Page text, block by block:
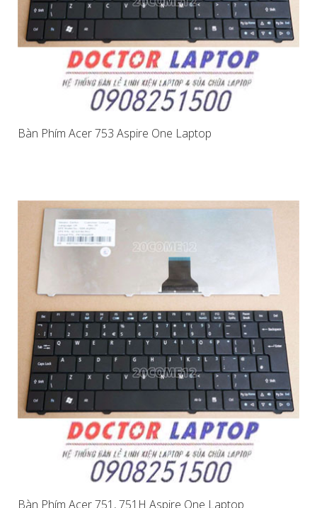
Bàn Phím Acer 753 Aspire One Laptop
Bàn Phím Acer 751, 751H Aspire One Laptop